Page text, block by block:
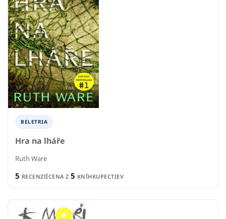
BELETRIA
Hra na lháře
Ruth Ware
5 RECENZIÍCENA Z 5 KNÍHKUPECTIEV